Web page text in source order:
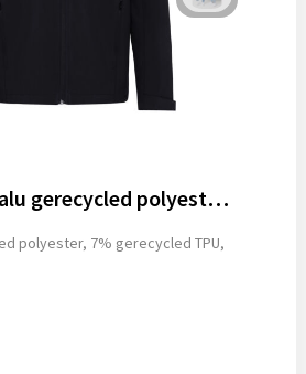
IQONIQ Makalu gerecycled polyester softshell jas
polyester, 7% gerecycled TPU,